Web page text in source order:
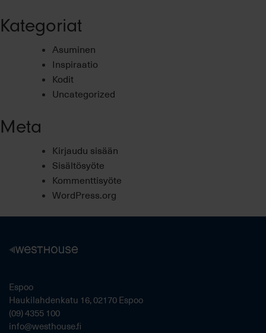
Kategoriat
Asuminen
Inspiraatio
Kodit
Uncategorized
Meta
Kirjaudu sisään
Sisältösyöte
Kommenttisyöte
WordPress.org
Espoo
Haukilahdenkatu 16, 02170 Espoo
(09) 4355 100
info@westhouse.fi